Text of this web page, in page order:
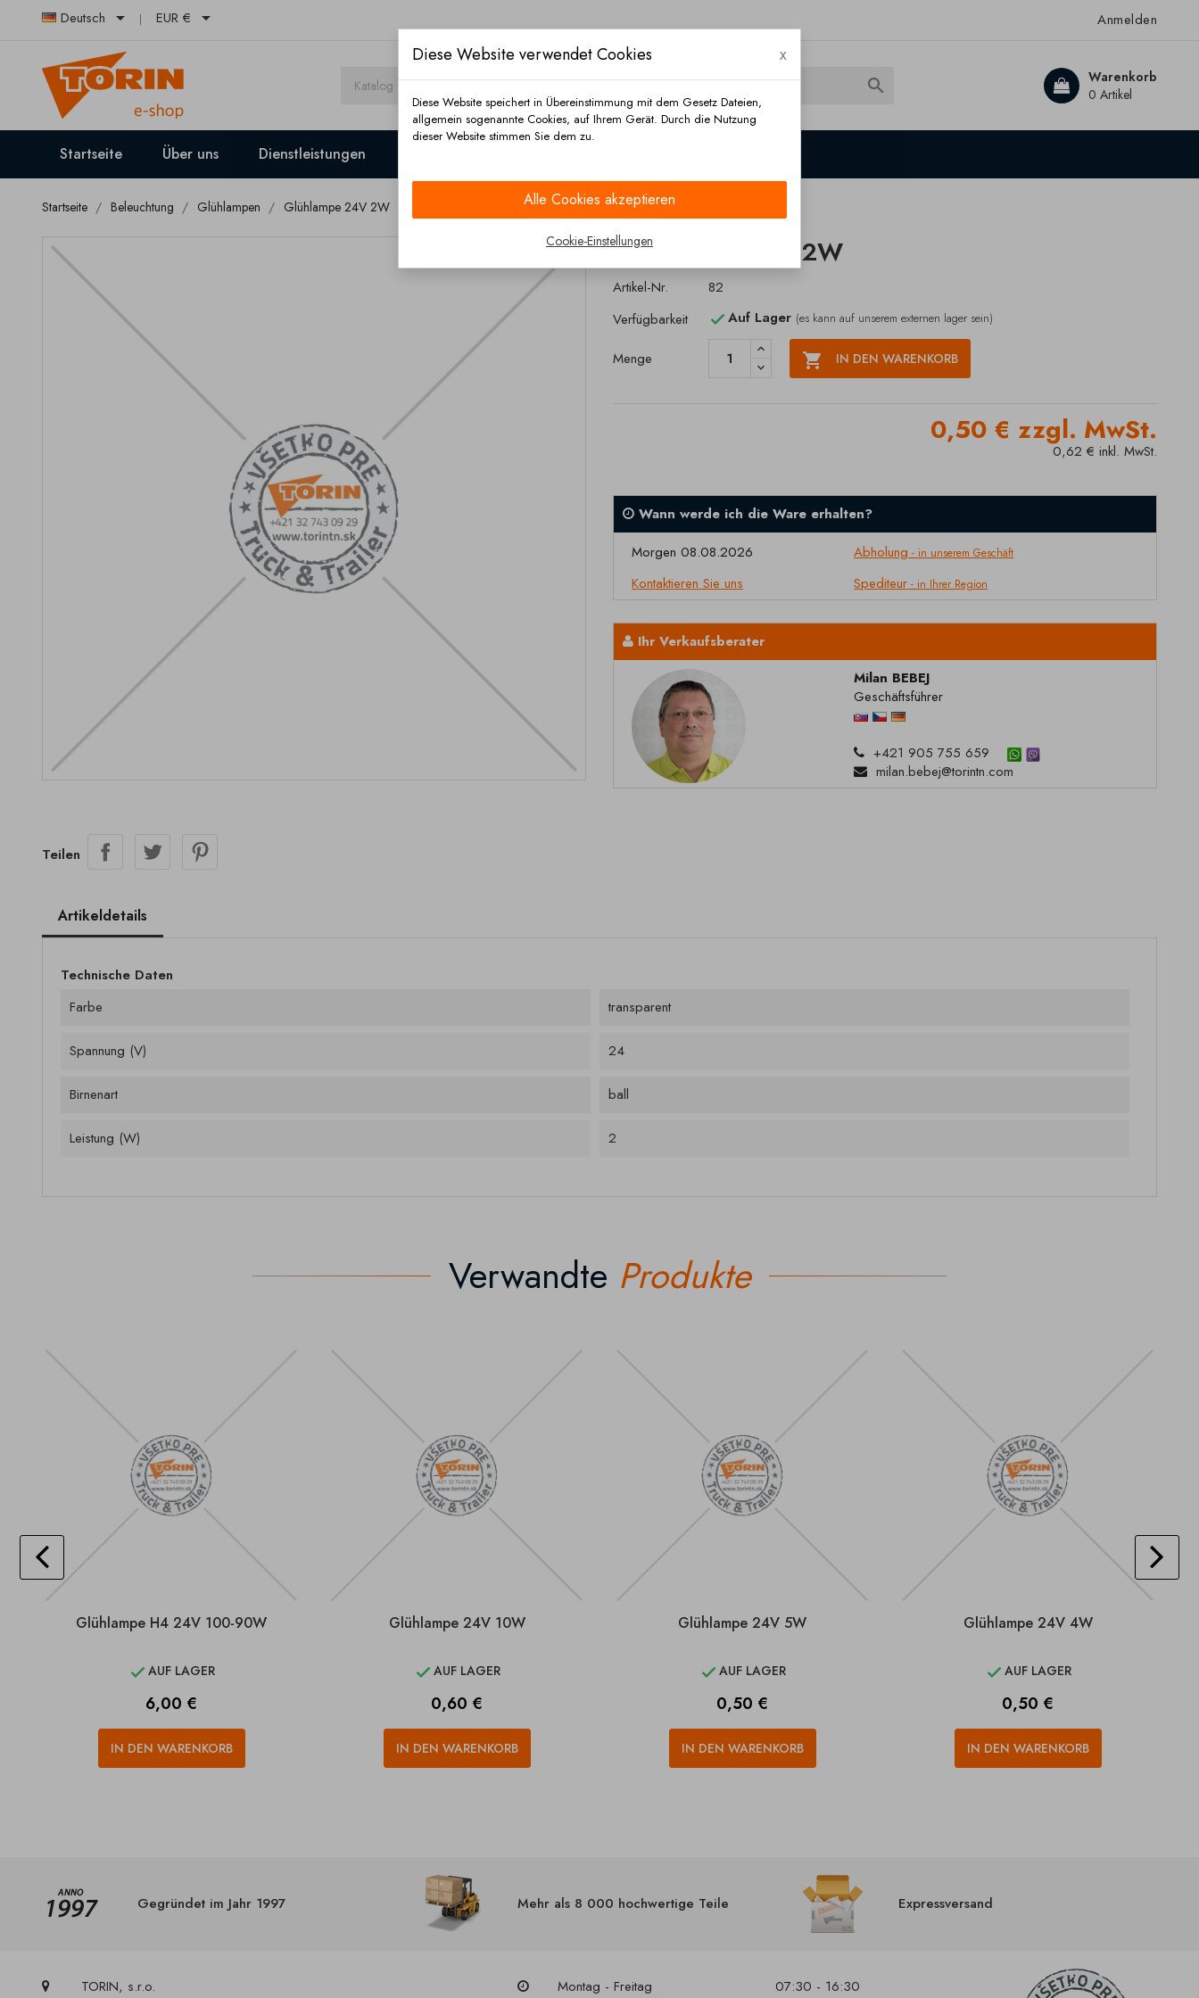
Deutsch  EUR €  Anmelden
Warenkorb
0 Artikel

Startseite Über uns Dienstleistungen
Startseite Beleuchtung Glühlampen Glühlampe 24V 2W
Glühlampe 24V 2W
Artikel-Nr.
82
Verfügbarkeit
Auf Lager (es kann auf unserem externen lager sein)
Menge  IN DEN WARENKORB
0,50 € zzgl. MwSt.
0,62 € inkl. MwSt.
Wann werde ich die Ware erhalten?
Morgen 08.08.2026
Abholung - in unserem Geschäft
Kontaktieren Sie uns Spediteur - in Ihrer Region
Ihr Verkaufsberater
Milan BEBEJ
Geschäftsführer
+421 905 755 659
milan.bebej@torintn.com
Teilen
Artikeldetails
Technische Daten
Farbe
transparent
Spannung (V) 24
Birnenart ball
Leistung (W) 2
Verwandte Produkte
Glühlampe H4 24V 100-90W
AUF LAGER
Preis
6,00 €
IN DEN WARENKORB
Glühlampe 24V 10W
AUF LAGER
Preis
0,60 €
IN DEN WARENKORB
Glühlampe 24V 5W
AUF LAGER
Preis
0,50 €
IN DEN WARENKORB
Glühlampe 24V 4W
AUF LAGER
Preis
0,50 €
IN DEN WARENKORB
Gegründet im Jahr 1997 Mehr als 8 000 hochwertige Teile Expressversand
TORIN, s.r.o.
Montag - Freitag
07:30 - 16:30
Diese Website verwendet Cookies x
Diese Website speichert in Übereinstimmung mit dem Gesetz Dateien,
allgemein sogenannte Cookies, auf Ihrem Gerät. Durch die Nutzung
dieser Website stimmen Sie dem zu.
Alle Cookies akzeptieren
Cookie-Einstellungen